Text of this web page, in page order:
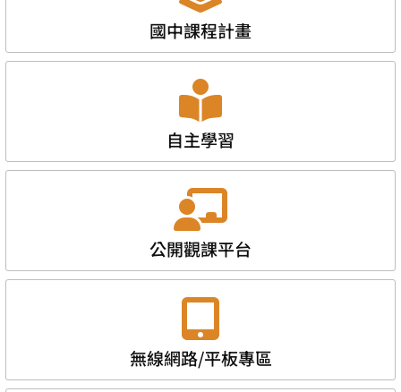
國中課程計畫
自主學習
公開觀課平台
無線網路/平板專區